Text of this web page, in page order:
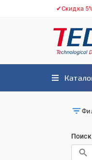
✔Скидка
Поиск